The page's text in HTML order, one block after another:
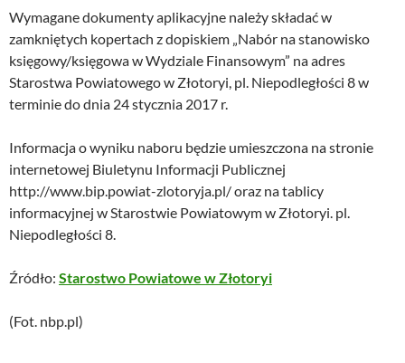
Wymagane dokumenty aplikacyjne należy składać w
zamkniętych kopertach z dopiskiem „Nabór na stanowisko
księgowy/księgowa w Wydziale Finansowym” na adres
Starostwa Powiatowego w Złotoryi, pl. Niepodległości 8 w
terminie do dnia 24 stycznia 2017 r.
Informacja o wyniku naboru będzie umieszczona na stronie
internetowej Biuletynu Informacji Publicznej
http://www.bip.powiat-zlotoryja.pl/ oraz na tablicy
informacyjnej w Starostwie Powiatowym w Złotoryi. pl.
Niepodległości 8.
Źródło: Starostwo Powiatowe w Złotoryi
(Fot. nbp.pl)